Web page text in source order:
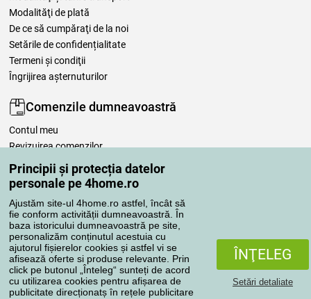
Principii și protecția datelor
personale pe 4home.ro
Ajustăm site-ul 4home.ro astfel, încât să
fie conform activității dumneavoastră. În
baza istoricului dumneavoastră pe site,
personalizăm conținutul acestuia cu
ajutorul fișierelor cookies și astfel vi se
afisează oferte si produse relevante. Prin
click pe butonul „Înteleg“ sunteți de acord
cu utilizarea cookies pentru afișarea de
publicitate direcționatș în rețele publicitare
ÎNŢELEG
Setări detaliate
Modalităţi de plată
De ce să cumpăraţi de la noi
Setările de confidențialitate
Termeni şi condiţii
Îngrijirea așternuturilor
Comenzile dumneavoastră
Contul meu
Revizuirea comenzilor
Reclamaţii
Retragere de la contract
Regulile de procesare a recenziilor
Metode de transport
Metode de plată